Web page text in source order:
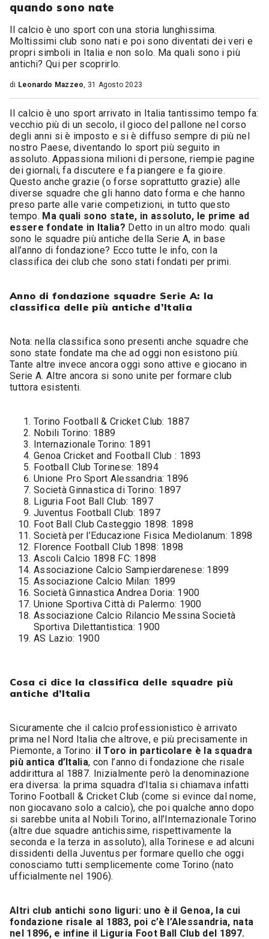
quando sono nate
Il calcio è uno sport con una storia lunghissima.
Moltissimi club sono nati e poi sono diventati dei veri e
propri simboli in Italia e non solo. Ma quali sono i più
antichi? Qui per scoprirlo.
di Leonardo Mazzeo, 31 Agosto 2023
Il calcio è uno sport arrivato in Italia tantissimo tempo fa:
vecchio più di un secolo, il gioco del pallone nel corso
degli anni si è imposto e si è diffuso sempre di più nel
nostro Paese, diventando lo sport più seguito in
assoluto. Appassiona milioni di persone, riempie pagine
dei giornali, fa discutere e fa piangere e fa gioire.
Questo anche grazie (o forse soprattutto grazie) alle
diverse squadre che gli hanno dato forma e che hanno
preso parte alle varie competizioni, in tutto questo
tempo. Ma quali sono state, in assoluto, le prime ad
essere fondate in Italia? Detto in un altro modo: quali
sono le squadre più antiche della Serie A, in base
all’anno di fondazione? Ecco tutte le info, con la
classifica dei club che sono stati fondati per primi.
Anno di fondazione squadre Serie A: la
classifica delle più antiche d’Italia
Nota: nella classifica sono presenti anche squadre che
sono state fondate ma che ad oggi non esistono più.
Tante altre invece ancora oggi sono attive e giocano in
Serie A. Altre ancora si sono unite per formare club
tuttora esistenti.
Torino Football & Cricket Club: 1887
Nobili Torino: 1889
Internazionale Torino: 1891
Genoa Cricket and Football Club : 1893
Football Club Torinese: 1894
Unione Pro Sport Alessandria: 1896
Società Ginnastica di Torino: 1897
Liguria Foot Ball Club: 1897
Juventus Football Club: 1897
Foot Ball Club Casteggio 1898: 1898
Società per l’Educazione Fisica Mediolanum: 1898
Florence Football Club 1898: 1898
Ascoli Calcio 1898 FC: 1898
Associazione Calcio Sampierdarenese: 1899
Associazione Calcio Milan: 1899
Società Ginnastica Andrea Doria: 1900
Unione Sportiva Città di Palermo: 1900
Associazione Calcio Rilancio Messina Società
Sportiva Dilettantistica: 1900
AS Lazio: 1900
Cosa ci dice la classifica delle squadre più
antiche d’Italia
Sicuramente che il calcio professionistico è arrivato
prima nel Nord Italia che altrove, e più precisamente in
Piemonte, a Torino: il Toro in particolare è la squadra
più antica d’Italia, con l’anno di fondazione che risale
addirittura al 1887. Inizialmente però la denominazione
era diversa: la prima squadra d’Italia si chiamava infatti
Torino Football & Cricket Club (come si evince dal nome,
non giocavano solo a calcio), che poi qualche anno dopo
si sarebbe unita al Nobili Torino, all’Internazionale Torino
(altre due squadre antichissime, rispettivamente la
seconda e la terza in assoluto), alla Torinese e ad alcuni
dissidenti della Juventus per formare quello che oggi
conosciamo tutti semplicemente come Torino (nato
ufficialmente nel 1906).
Altri club antichi sono liguri: uno è il Genoa, la cui
fondazione risale al 1883, poi c’è l’Alessandria, nata
nel 1896, e infine il Liguria Foot Ball Club del 1897.